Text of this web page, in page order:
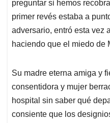
preguntar si hemos
primer revés estaba a
adversario, entró esta vez
haciendo que el miedo de
Su madre eterna amiga y
consentidora y mujer
hospital sin saber qué
consiente que los